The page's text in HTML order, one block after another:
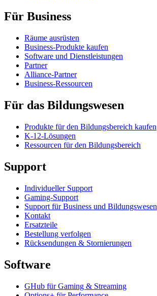
Für Business
Räume ausrüsten
Business-Produkte kaufen
Software und Dienstleistungen
Partner
Alliance-Partner
Business-Ressourcen
Für das Bildungswesen
Produkte für den Bildungsbereich kaufen
K-12-Lösungen
Ressourcen für den Bildungsbereich
Support
Individueller Support
Gaming-Support
Support für Business und Bildungswesen
Kontakt
Ersatzteile
Bestellung verfolgen
Rücksendungen & Stornierungen
Software
GHub für Gaming & Streaming